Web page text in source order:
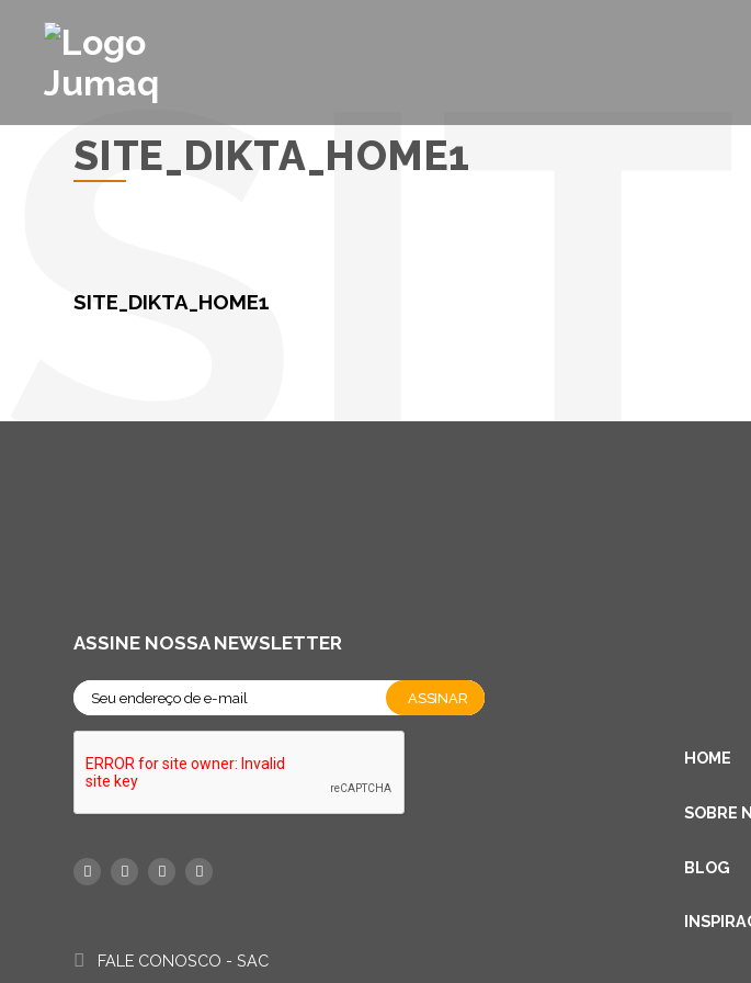
SITE_DIKTA_HOME1
SITE_DIKTA_HOME1
ASSINE NOSSA NEWSLETTER
FALE CONOSCO - SAC
HOME
SOBRE
BLOG